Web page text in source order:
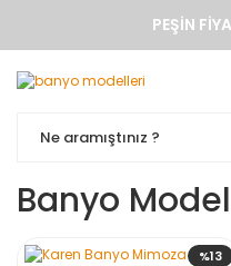
PEŞIN
ANINDA
TÜM
KAREN BANYO
BANYO
Banyo
%13